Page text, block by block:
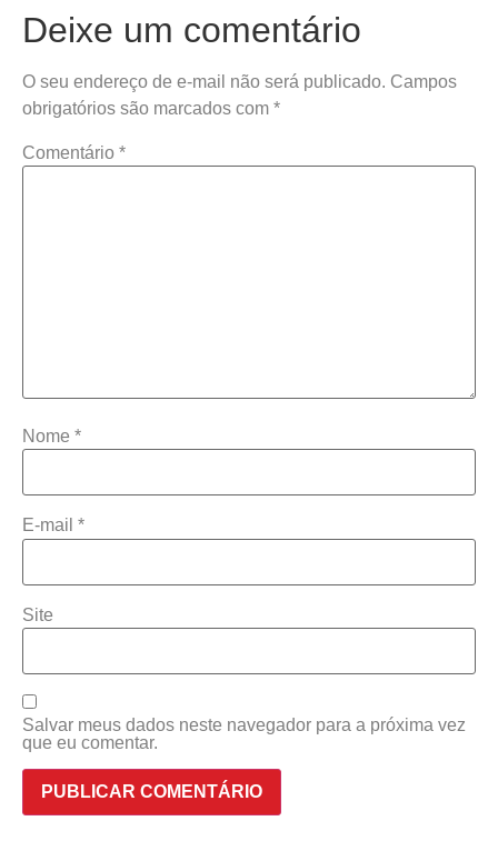
Deixe um comentário
O seu endereço de e-mail não será publicado. Campos
obrigatórios são marcados com *
Comentário *
Nome *
E-mail *
Site
Salvar meus dados neste navegador para a próxima vez
que eu comentar.